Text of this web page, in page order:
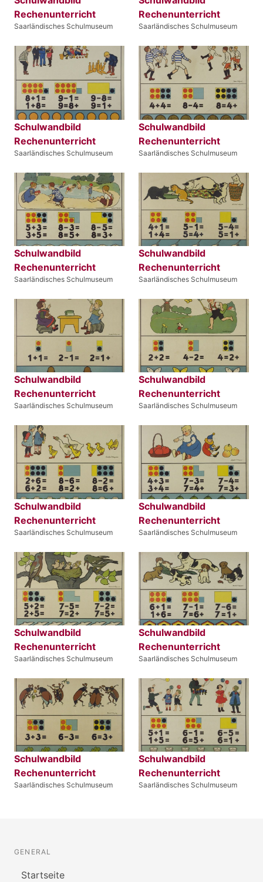
Rechenunterricht
Saarländisches Schulmuseum
Rechenunterricht
Saarländisches Schulmuseum
Schulwandbild
Rechenunterricht
Saarländisches Schulmuseum
Schulwandbild
Rechenunterricht
Saarländisches Schulmuseum
Schulwandbild
Rechenunterricht
Saarländisches Schulmuseum
Schulwandbild
Rechenunterricht
Saarländisches Schulmuseum
Schulwandbild
Rechenunterricht
Saarländisches Schulmuseum
Schulwandbild
Rechenunterricht
Saarländisches Schulmuseum
Schulwandbild
Rechenunterricht
Saarländisches Schulmuseum
Schulwandbild
Rechenunterricht
Saarländisches Schulmuseum
Schulwandbild
Rechenunterricht
Saarländisches Schulmuseum
Schulwandbild
Rechenunterricht
Saarländisches Schulmuseum
Schulwandbild
Rechenunterricht
Saarländisches Schulmuseum
Schulwandbild
Rechenunterricht
Saarländisches Schulmuseum
GENERAL
Startseite